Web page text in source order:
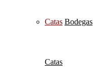
Catas Bodegas
Catas